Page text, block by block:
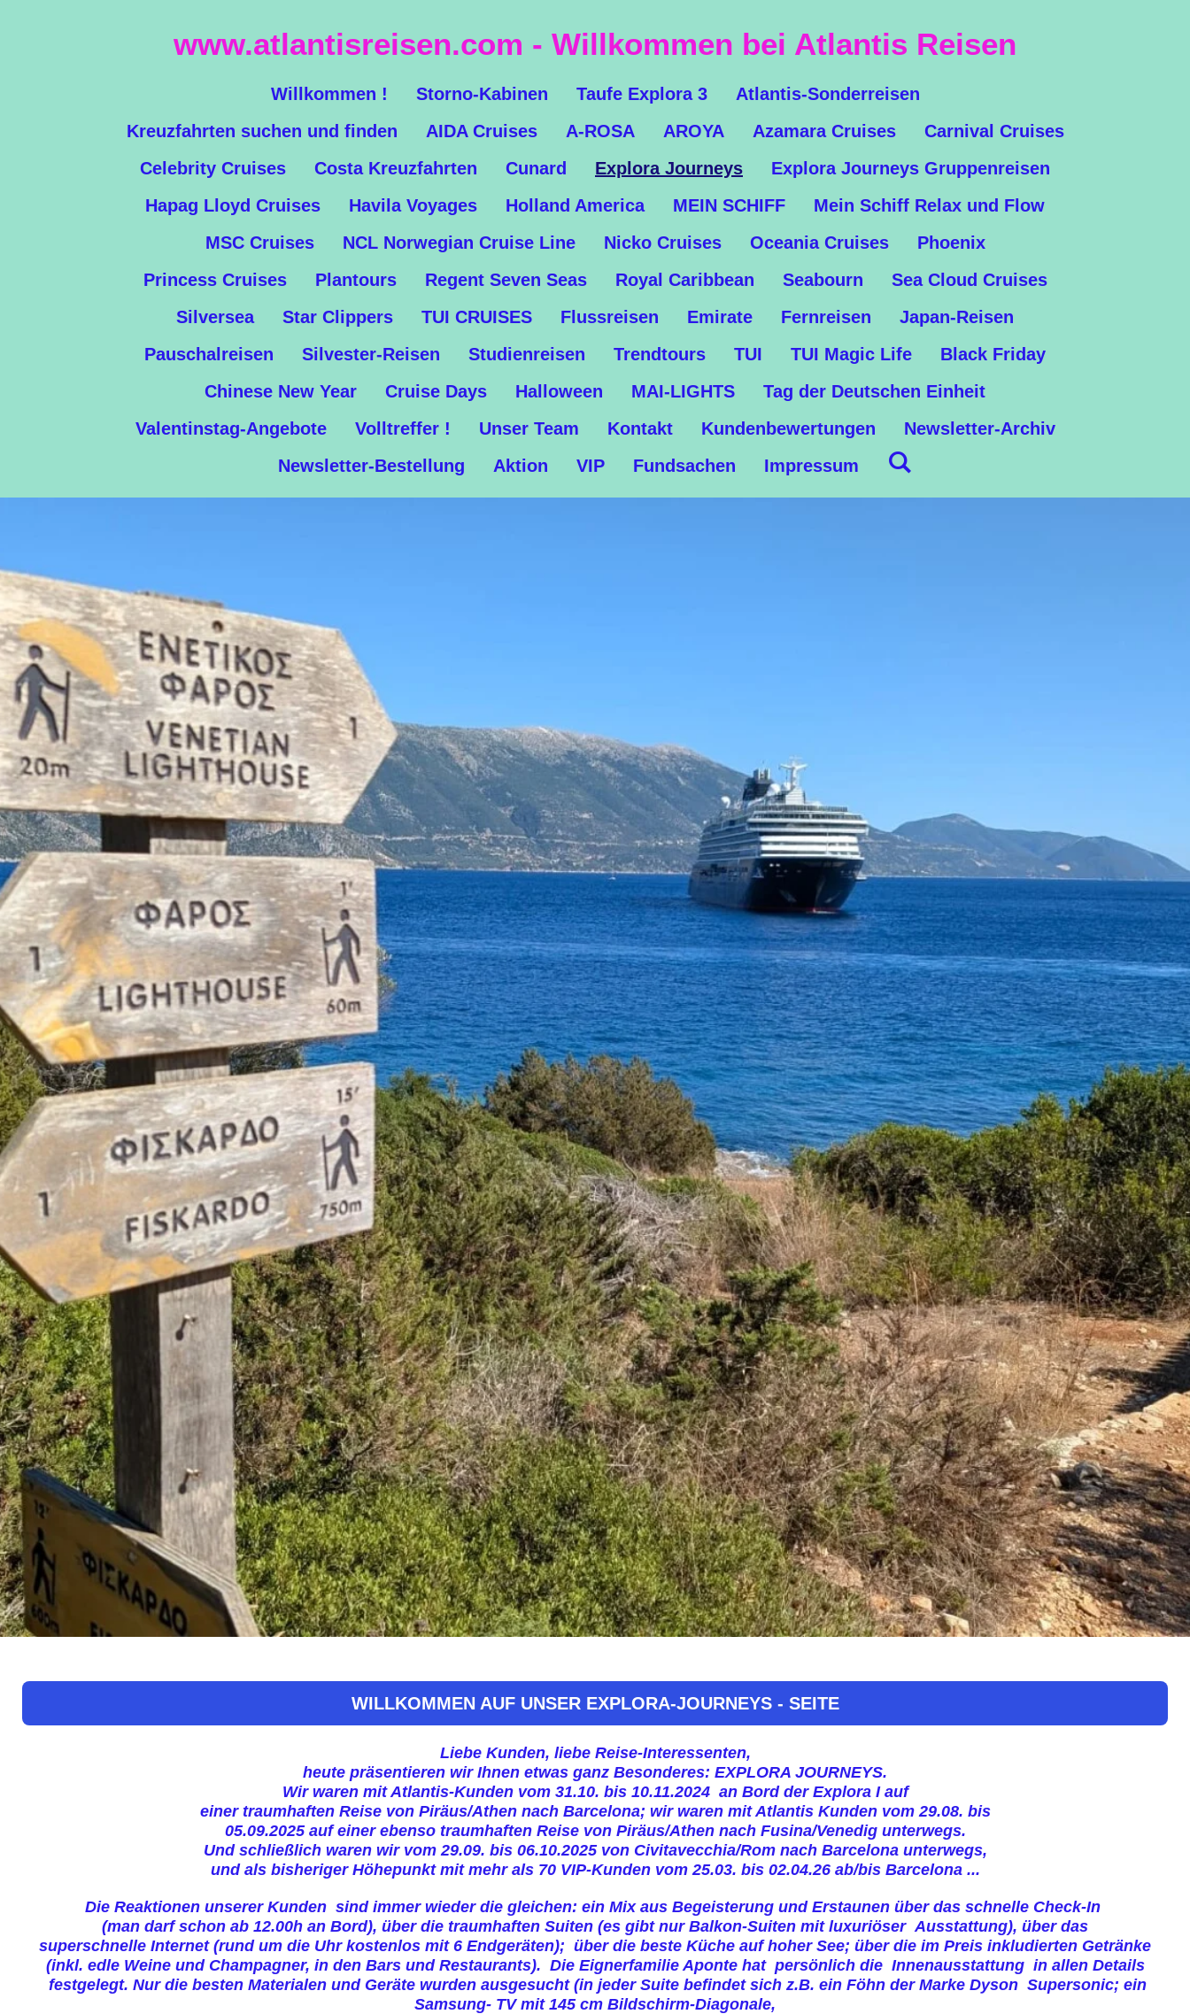
www.atlantisreisen.com - Willkommen bei Atlantis Reisen
Willkommen ! Storno-Kabinen Taufe Explora 3
Atlantis-Sonderreisen
Kreuzfahrten suchen und finden
AIDA Cruises A-ROSA AROYA Azamara Cruises
Carnival Cruises
Celebrity Cruises
Costa Kreuzfahrten Cunard Explora Journeys
Explora Journeys Gruppenreisen
Hapag Lloyd Cruises
Havila Voyages Holland America MEIN SCHIFF
Mein Schiff Relax und Flow
MSC Cruises
NCL Norwegian Cruise Line Nicko Cruises Oceania Cruises
Phoenix
Princess Cruises
Plantours Regent Seven Seas Royal Caribbean Seabourn
Sea Cloud Cruises
Silversea
Star Clippers TUI CRUISES Flussreisen Emirate Fernreisen
Japan-Reisen
Pauschalreisen
Silvester-Reisen Studienreisen Trendtours TUI TUI Magic Life
Black Friday
Chinese New Year
Cruise Days Halloween MAI-LIGHTS
Tag der Deutschen Einheit
Valentinstag-Angebote
Volltreffer ! Unser Team Kontakt Kundenbewertungen
Newsletter-Archiv
Newsletter-Bestellung
Aktion VIP Fundsachen Impressum
WILLKOMMEN AUF UNSER EXPLORA-JOURNEYS - SEITE
Liebe Kunden, liebe Reise-Interessenten,
heute präsentieren wir Ihnen etwas ganz Besonderes: EXPLORA JOURNEYS.
Wir waren mit Atlantis-Kunden vom 31.10. bis 10.11.2024 an Bord der Explora I auf
einer traumhaften Reise von Piräus/Athen nach Barcelona; wir waren mit Atlantis Kunden vom 29.08. bis
05.09.2025 auf einer ebenso traumhaften Reise von Piräus/Athen nach Fusina/Venedig unterwegs.
Und schließlich waren wir vom 29.09. bis 06.10.2025 von Civitavecchia/Rom nach Barcelona unterwegs,
und als bisheriger Höhepunkt mit mehr als 70 VIP-Kunden vom 25.03. bis 02.04.26 ab/bis Barcelona ...
Die Reaktionen unserer Kunden sind immer wieder die gleichen: ein Mix aus Begeisterung und Erstaunen über das schnelle Check-In
(man darf schon ab 12.00h an Bord), über die traumhaften Suiten (es gibt nur Balkon-Suiten mit luxuriöser Ausstattung), über das
superschnelle Internet (rund um die Uhr kostenlos mit 6 Endgeräten); über die beste Küche auf hoher See; über die im Preis inkludierten Getränke
(inkl. edle Weine und Champagner, in den Bars und Restaurants). Die Eignerfamilie Aponte hat persönlich die Innenausstattung in allen Details
festgelegt. Nur die besten Materialen und Geräte wurden ausgesucht (in jeder Suite befindet sich z.B. ein Föhn der Marke Dyson Supersonic; ein
Samsung- TV mit 145 cm Bildschirm-Diagonale,